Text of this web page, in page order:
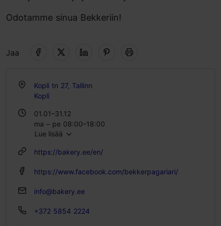
Odotamme sinua Bekkeriin!
Jaa
Kopli tn 27, Tallinn
Kopli
01.01–31.12
ma – pe 08:00–18:00
la 09:00–18:00
Lue lisää
https://bakery.ee/en/
https://www.facebook.com/bekkerpagariari/
info@bakery.ee
+372 5854 2224